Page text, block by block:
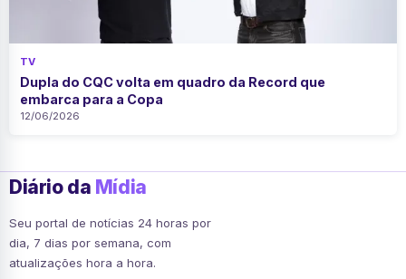
TV
Dupla do CQC volta em quadro da Record que
embarca para a Copa
12/06/2026
Diário da Mídia
Seu portal de notícias 24 horas por
dia, 7 dias por semana, com
atualizações hora a hora.